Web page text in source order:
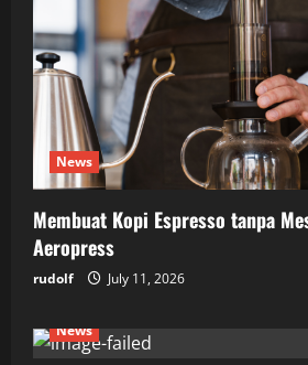
News
Membuat Kopi Espresso tanpa
Aeropress
rudolf July 11, 2026
News